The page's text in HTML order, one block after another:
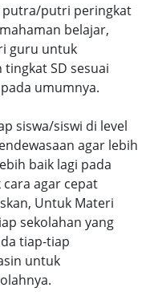
putra/putri peringkat
belajar,
guru untuk
SD sesuai
umumnya.
siswa/siswi di level
agar lebih
baik lagi pada
agar cepat
Untuk Materi
sekolahan yang
tiap-tiap
untuk